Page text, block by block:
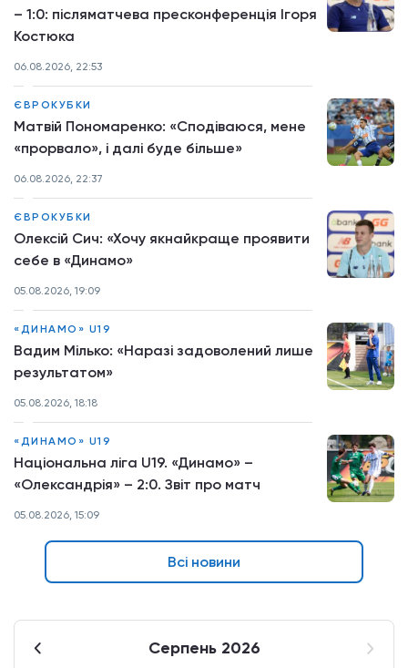
– 1:0: післяматчева пресконференція Ігоря
Костюка
06.08.2026, 22:53
ЄВРОКУБКИ
Матвій Пономаренко: «Сподіваюся, мене
«прорвало», і далі буде більше»
06.08.2026, 22:37
ЄВРОКУБКИ
Олексій Сич: «Хочу якнайкраще проявити
себе в «Динамо»
05.08.2026, 19:09
«ДИНАМО» U19
Вадим Мілько: «Наразі задоволений лише
результатом»
05.08.2026, 18:18
«ДИНАМО» U19
Національна ліга U19. «Динамо» –
«Олександрія» – 2:0. Звіт про матч
05.08.2026, 15:09
Всі новини
Серпень 2026